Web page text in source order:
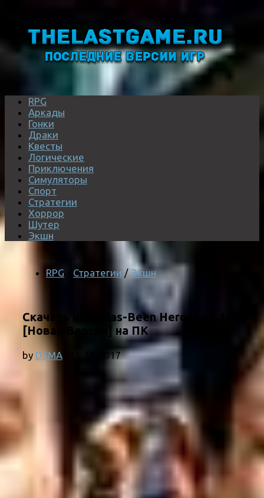
RPG
Аркады
Гонки
Драки
Квесты
Логические
Приключения
Симуляторы
Спорт
Стратегии
Хоррор
Шутер
Экшн
RPG Стратегии / Экшн
Скачать игру Has-Been Heroes v1.1.0
[Новая Версия] на ПК
by DEMA 15.11.2017